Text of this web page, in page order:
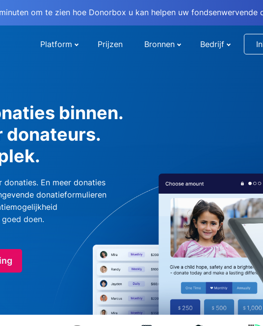
om te zien hoe Donorbox u kan helpen uw fondsenwervende
Platform Prijzen Bronnen Bedrijf
binnen.
donateurs.
En meer donaties
donatieformulieren
doen.